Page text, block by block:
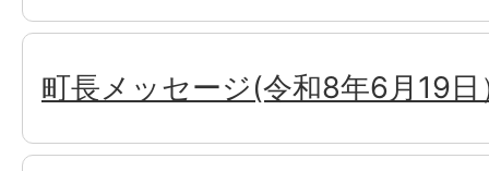
町長メッセージ(令和8年6月19日